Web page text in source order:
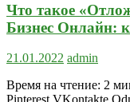
Что такое
Бизнес Онлайн:
21.01.2022 admin
Время на чтение: 2